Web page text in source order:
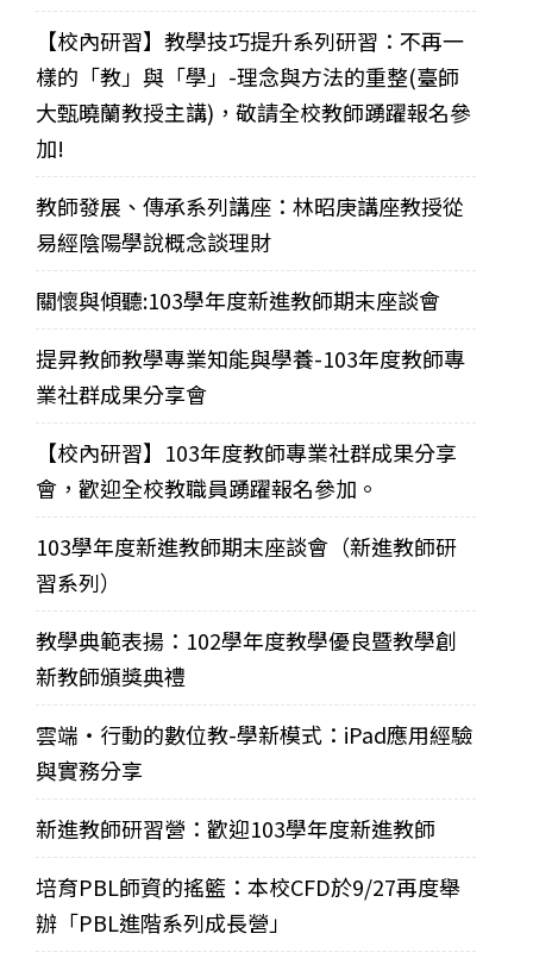
【校內研習】教學技巧提升系列研習：不再一
樣的「教」與「學」-理念與方法的重整(臺師
大甄曉蘭教授主講)，敬請全校教師踴躍報名參
加!
教師發展、傳承系列講座：林昭庚講座教授從
易經陰陽學說概念談理財
關懷與傾聽:103學年度新進教師期末座談會
提昇教師教學專業知能與學養-103年度教師專
業社群成果分享會
【校內研習】103年度教師專業社群成果分享
會，歡迎全校教職員踴躍報名參加。
103學年度新進教師期末座談會（新進教師研
習系列）
教學典範表揚：102學年度教學優良暨教學創
新教師頒獎典禮
雲端‧行動的數位教-學新模式：iPad應用經驗
與實務分享
新進教師研習營：歡迎103學年度新進教師
培育PBL師資的搖籃：本校CFD於9/27再度舉
辦「PBL進階系列成長營」